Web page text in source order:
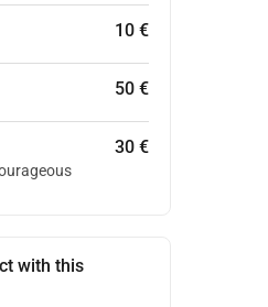
10 €
50 €
30 €
with this